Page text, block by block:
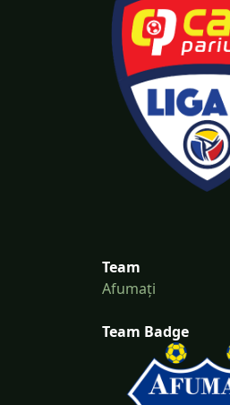
Team
Afumați
Team Badge